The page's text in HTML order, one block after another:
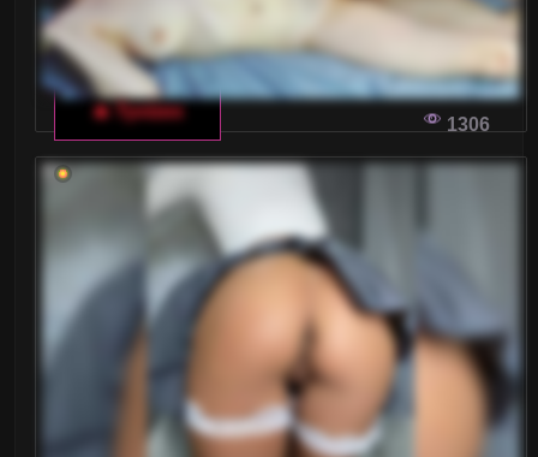
sprawia, że doświadczenia stają się bardziej
intensywne i niezwykłe.
NAJLEPSI WŁOSCY STREAMERZY DLA
DOROSŁYCH, KTÓRYCH MUSISZ POZNAĆ
Jeśli jesteś miłośnikiem włoskich klimatów i
jednocześnie fascynują cię transmisje erotyczne,
to ten artykuł jest dla ciebie. Przedstawiamy
najlepszych włoskich streamerów dla dorosłych,
których warto poznać.
🔥 Tyvizex
1306